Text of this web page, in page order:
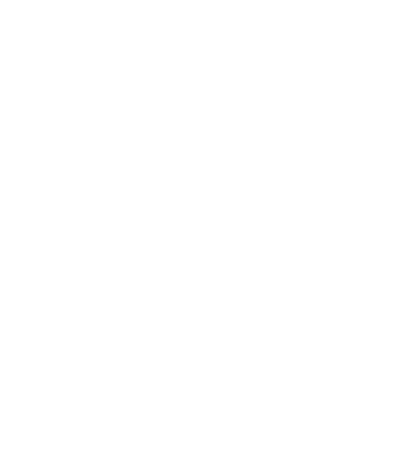
aos favoritos